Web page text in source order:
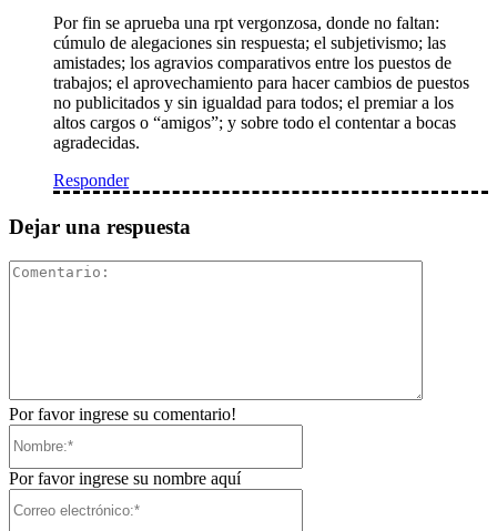
Por fin se aprueba una rpt vergonzosa, donde no faltan:
cúmulo de alegaciones sin respuesta; el subjetivismo; las
amistades; los agravios comparativos entre los puestos de
trabajos; el aprovechamiento para hacer cambios de puestos
no publicitados y sin igualdad para todos; el premiar a los
altos cargos o “amigos”; y sobre todo el contentar a bocas
agradecidas.
Responder
Dejar una respuesta
Por favor ingrese su comentario!
Por favor ingrese su nombre aquí